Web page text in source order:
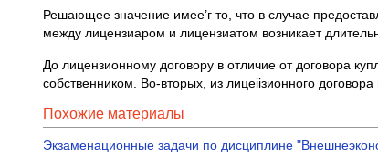
Решающее значение имее’г то, что в случае
между лицензиаром и лицензиатом возникает
До лицензионному договору в отличие от договора
собственником. Во-вторых, из лицеiiзионного
Похожие материалы
Экзаменационные задачи по дисциплине